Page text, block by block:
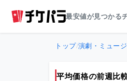
最安値が見つかる
トップ/演劇・ミュー
平均価格の前週比